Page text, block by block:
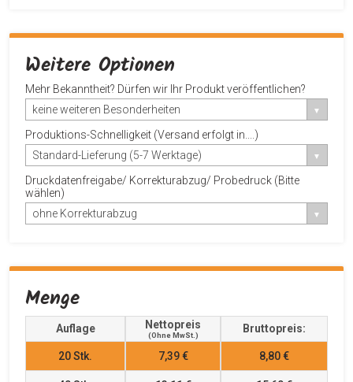
Weitere Optionen
Mehr Bekanntheit? Dürfen wir Ihr Produkt veröffentlichen?
keine weiteren Besonderheiten
Produktions-Schnelligkeit (Versand erfolgt in....)
Standard-Lieferung (5-7 Werktage)
Druckdatenfreigabe/ Korrekturabzug/ Probedruck (Bitte
wählen)
ohne Korrekturabzug
Menge
Auflage Nettopreis
(ohne MwSt.)
Bruttopreis:
20Stk. 7,39 € 8,80 €